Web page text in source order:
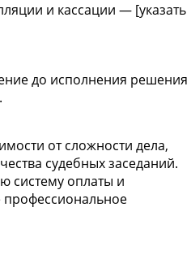
и кассации — [указать
до исполнения решения
от сложности дела,
судебных заседаний.
систему оплаты и
профессиональное